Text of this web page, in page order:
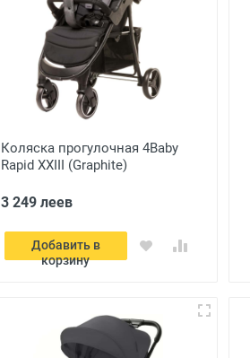
Коляска прогулочная 4Baby
Rapid XXIII (Graphite)
3 249 леев
Добавить в
корзину